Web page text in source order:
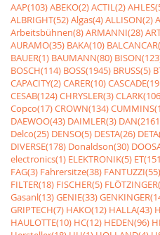
AAP(103)ABEKO(2)ACTIL(2)
ALBRIGHT(52)Algas(4)ALLISON(2)
Arbeitsbühnen(8)ARMANNI(28)
AURAMO(35) BAKA(10)
BAUER(1) BAUMANN(80)
BOSCH(114) BOSS(1945) BRUSS(5)
CAPACITY(2)CARER(10)
CESAB(124)CHRYSLER(3)
Copco(17)CROWN(134)
DAEWOO(43) DAIMLER(3)
Delco(25) DENSO(5) DESTA(26)
DIVERSE(178) Donaldson(30)
electronics(1) ELEKTRONIK(5)
FAG(3) Fahrersitze(38) FANTUZZI(55)
FILTER(18) FISCHER(5)
Gasanl(13)GENIE(33)
GRIPTECH(7) HAKO(12) HALLA(43)
HAULOTTE(10) HC(12) HEDEN(96)